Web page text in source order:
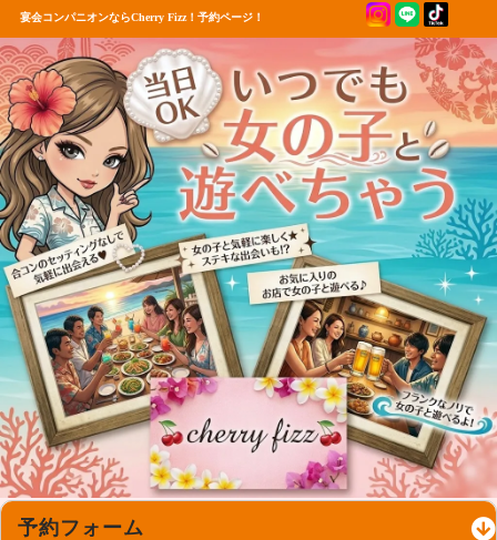
宴会コンパニオンならCherry Fizz！予約ページ！
予約フォーム